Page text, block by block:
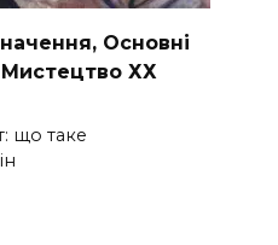
Основні
ХХ
що таке